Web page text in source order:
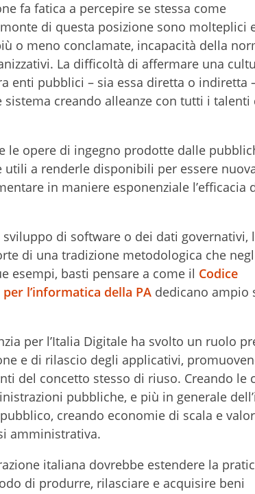
fa fatica a percepire se stessa come
di questa posizione sono molteplici
o meno conclamate, incapacità della
La difficoltà di affermare una
enti pubblici – sia essa diretta o indiretta
creando alleanze con tutti i talenti
le opere di ingegno prodotte dalle
a renderle disponibili per essere
in maniere esponenziale l’efficacia
di software o dei dati governativi,
di una tradizione metodologica che
esempi, basti pensare a come il Codice
l’informatica della PA dedicano ampio
per l’Italia Digitale ha svolto un ruolo
e di rilascio degli applicativi,
del concetto stesso di riuso. Creando le
pubbliche, e più in generale
creando economie di scala e
amministrativa.
italiana dovrebbe estendere la
di produrre, rilasciare e acquisire beni